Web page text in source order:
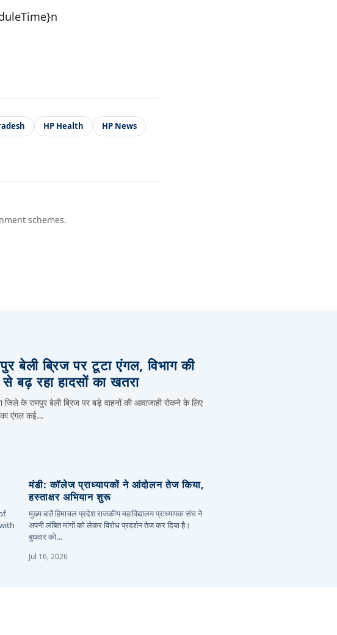
HP Health
HP News
schemes.
बेली ब्रिज पर टूटा एंगल, विभाग की
से बढ़ रहा हादसों का खतरा
के रामपुर बेली ब्रिज पर बड़े वाहनों की आवाजाही रोकने के लिए
का एंगल कई…
मंडी: कॉलेज प्राध्यापकों ने आंदोलन तेज किया,
हस्ताक्षर अभियान शुरू
मुख्य बातें हिमाचल प्रदेश राजकीय महाविद्यालय प्राध्यापक संघ ने
अपनी लंबित मांगों को लेकर विरोध प्रदर्शन तेज कर दिया है।
बुधवार को…
Jul 16, 2026